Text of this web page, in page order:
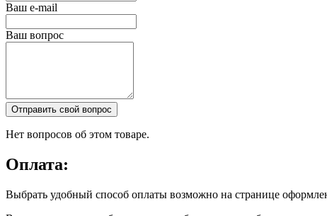
Ваш e-mail
Ваш вопрос
Отправить свой вопрос
Нет вопросов об этом товаре.
Оплата:
Выбрать удобный способ оплаты возможно на странице